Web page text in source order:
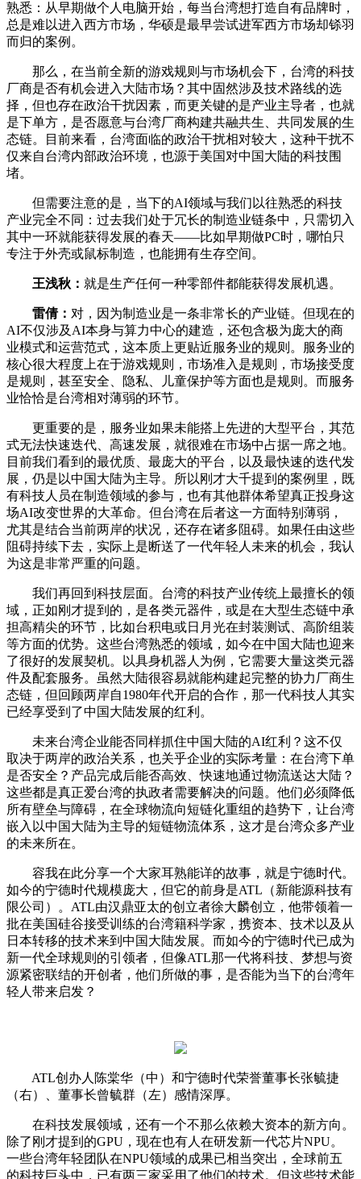
熟悉：从早期做个人电脑开始，每当台湾想打造自有品牌时，
总是难以进入西方市场，华硕是最早尝试进军西方市场却铩羽
而归的案例。
那么，在当前全新的游戏规则与市场机会下，台湾的科技
厂商是否有机会进入大陆市场？其中固然涉及技术路线的选
择，但也存在政治干扰因素，而更关键的是产业主导者，也就
是下单方，是否愿意与台湾厂商构建共融共生、共同发展的生
态链。目前来看，台湾面临的政治干扰相对较大，这种干扰不
仅来自台湾内部政治环境，也源于美国对中国大陆的科技围
堵。
但需要注意的是，当下的AI领域与我们以往熟悉的科技
产业完全不同：过去我们处于冗长的制造业链条中，只需切入
其中一环就能获得发展的春天——比如早期做PC时，哪怕只
专注于外壳或鼠标制造，也能拥有生存空间。
王浅秋： 就是生产任何一种零部件都能获得发展机遇。
雷倩： 对，因为制造业是一条非常长的产业链。但现在的
AI不仅涉及AI本身与算力中心的建造，还包含极为庞大的商
业模式和运营范式，这本质上更贴近服务业的规则。服务业的
核心很大程度上在于游戏规则，市场准入是规则，市场接受度
是规则，甚至安全、隐私、儿童保护等方面也是规则。而服务
业恰恰是台湾相对薄弱的环节。
更重要的是，服务业如果未能搭上先进的大型平台，其范
式无法快速迭代、高速发展，就很难在市场中占据一席之地。
目前我们看到的最优质、最庞大的平台，以及最快速的迭代发
展，仍是以中国大陆为主导。所以刚才大千提到的案例里，既
有科技人员在制造领域的参与，也有其他群体希望真正投身这
场AI改变世界的大革命。但台湾在后者这一方面特别薄弱，
尤其是结合当前两岸的状况，还存在诸多阻碍。如果任由这些
阻碍持续下去，实际上是断送了一代年轻人未来的机会，我认
为这是非常严重的问题。
我们再回到科技层面。台湾的科技产业传统上最擅长的领
域，正如刚才提到的，是各类元器件，或是在大型生态链中承
担高精尖的环节，比如台积电或日月光在封装测试、高阶组装
等方面的优势。这些台湾熟悉的领域，如今在中国大陆也迎来
了很好的发展契机。以具身机器人为例，它需要大量这类元器
件及配套服务。虽然大陆很容易就能构建起完整的协力厂商生
态链，但回顾两岸自1980年代开启的合作，那一代科技人其实
已经享受到了中国大陆发展的红利。
未来台湾企业能否同样抓住中国大陆的AI红利？这不仅
取决于两岸的政治关系，也关乎企业的实际考量：在台湾下单
是否安全？产品完成后能否高效、快速地通过物流送达大陆？
这些都是真正爱台湾的执政者需要解决的问题。他们必须降低
所有壁垒与障碍，在全球物流向短链化重组的趋势下，让台湾
嵌入以中国大陆为主导的短链物流体系，这才是台湾众多产业
的未来所在。
容我在此分享一个大家耳熟能详的故事，就是宁德时代。
如今的宁德时代规模庞大，但它的前身是ATL（新能源科技有
限公司）。ATL由汉鼎亚太的创立者徐大麟创立，他带领着一
批在美国硅谷接受训练的台湾籍科学家，携资本、技术以及从
日本转移的技术来到中国大陆发展。而如今的宁德时代已成为
新一代全球规则的引领者，但像ATL那一代将科技、梦想与资
源紧密联结的开创者，他们所做的事，是否能为当下的台湾年
轻人带来启发？
ATL创办人陈棠华（中）和宁德时代荣誉董事长张毓捷
（右）、董事长曾毓群（左）感情深厚。
在科技发展领域，还有一个不那么依赖大资本的新方向。
除了刚才提到的GPU，现在也有人在研发新一代芯片NPU。
一些台湾年轻团队在NPU领域的成果已相当突出，全球前五
的科技巨头中，已有两三家采用了他们的技术。但这些技术能